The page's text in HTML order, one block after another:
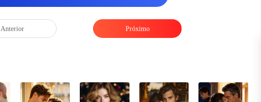
Anterior Próximo